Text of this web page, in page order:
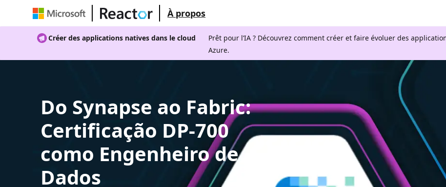
À propos
Créer des applications natives dans le cloud
Prêt pour l’IA ? Découvrez comment créer et faire évoluer des
Azure.
Do Synapse ao Fabric:
Certificação DP-700
como Engenheiro de
Dados